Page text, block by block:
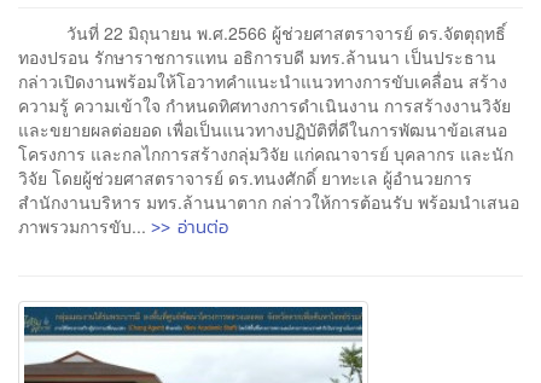
วันที่ 22 มิถุนายน พ.ศ.2566 ผู้ช่วยศาสตราจารย์ ดร.จัตตุฤทธิ์
ทองปรอน รักษาราชการแทน อธิการบดี มทร.ล้านนา เป็นประธาน
กล่าวเปิดงานพร้อมให้โอวาทคำแนะนำแนวทางการขับเคลื่อน สร้าง
ความรู้ ความเข้าใจ กำหนดทิศทางการดำเนินงาน การสร้างงานวิจัย
และขยายผลต่อยอด เพื่อเป็นแนวทางปฏิบัติที่ดีในการพัฒนาข้อเสนอ
โครงการ และกลไกการสร้างกลุ่มวิจัย แก่คณาจารย์ บุคลากร และนัก
วิจัย โดยผู้ช่วยศาสตราจารย์ ดร.ทนงศักดิ์ ยาทะเล ผู้อำนวยการ
สำนักงานบริหาร มทร.ล้านนาตาก กล่าวให้การต้อนรับ พร้อมนำเสนอ
ภาพรวมการขับ... >> อ่านต่อ